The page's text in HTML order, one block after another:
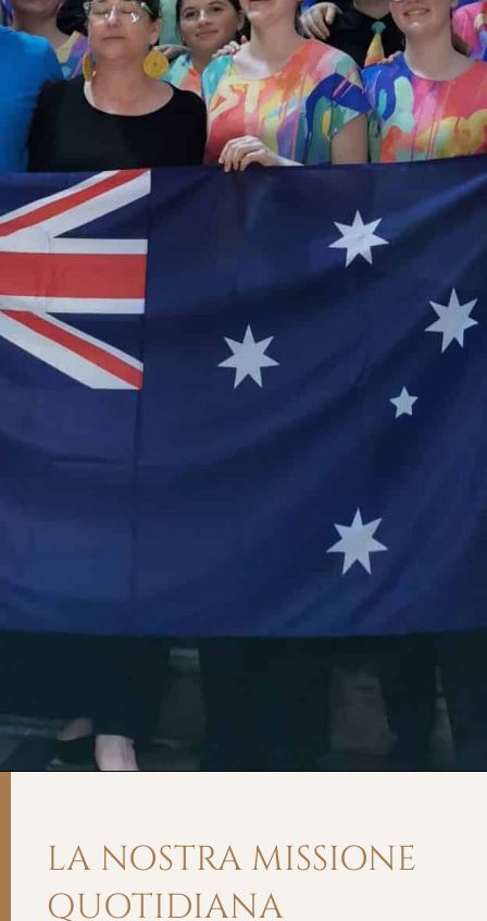
LA NOSTRA MISSIONE
QUOTIDIANA